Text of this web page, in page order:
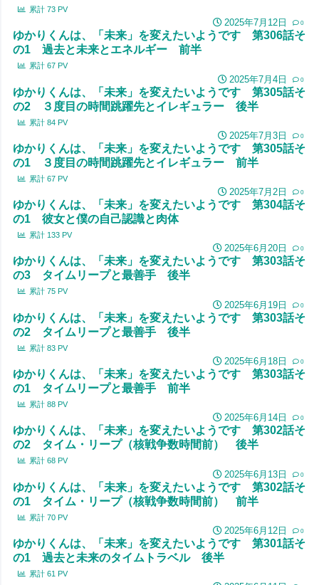
累計 73 PV
2025年7月12日 0
ゆかりくんは、「未来」を変えたいようです 第306話そ
の1 過去と未来とエネルギー 前半
累計 67 PV
2025年7月4日 0
ゆかりくんは、「未来」を変えたいようです 第305話そ
の2 ３度目の時間跳躍先とイレギュラー 後半
累計 84 PV
2025年7月3日 0
ゆかりくんは、「未来」を変えたいようです 第305話そ
の1 ３度目の時間跳躍先とイレギュラー 前半
累計 67 PV
2025年7月2日 0
ゆかりくんは、「未来」を変えたいようです 第304話そ
の1 彼女と僕の自己認識と肉体
累計 133 PV
2025年6月20日 0
ゆかりくんは、「未来」を変えたいようです 第303話そ
の3 タイムリープと最善手 後半
累計 75 PV
2025年6月19日 0
ゆかりくんは、「未来」を変えたいようです 第303話そ
の2 タイムリープと最善手 後半
累計 83 PV
2025年6月18日 0
ゆかりくんは、「未来」を変えたいようです 第303話そ
の1 タイムリープと最善手 前半
累計 88 PV
2025年6月14日 0
ゆかりくんは、「未来」を変えたいようです 第302話そ
の2 タイム・リープ（核戦争数時間前） 後半
累計 68 PV
2025年6月13日 0
ゆかりくんは、「未来」を変えたいようです 第302話そ
の1 タイム・リープ（核戦争数時間前） 前半
累計 70 PV
2025年6月12日 0
ゆかりくんは、「未来」を変えたいようです 第301話そ
の1 過去と未来のタイムトラベル 後半
累計 61 PV